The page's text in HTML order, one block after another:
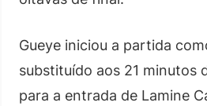
Gueye iniciou a partida
substituído aos 21 minutos
para a entrada de Lamine